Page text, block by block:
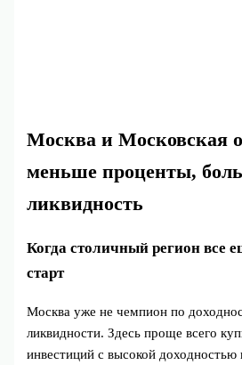
Москва и Московская
меньше проценты,
ликвидность
Когда столичный регион все
старт
Москва уже не чемпион по
ликвидности. Здесь проще всего
инвестиций с высокой доходностью